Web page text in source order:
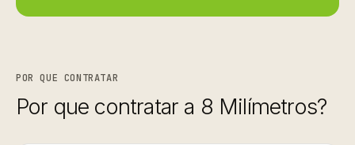
POR QUE CONTRATAR
Por que contratar a 8 Milímetros?